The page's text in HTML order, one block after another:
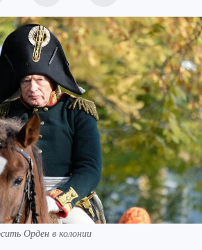
Орден в колонии